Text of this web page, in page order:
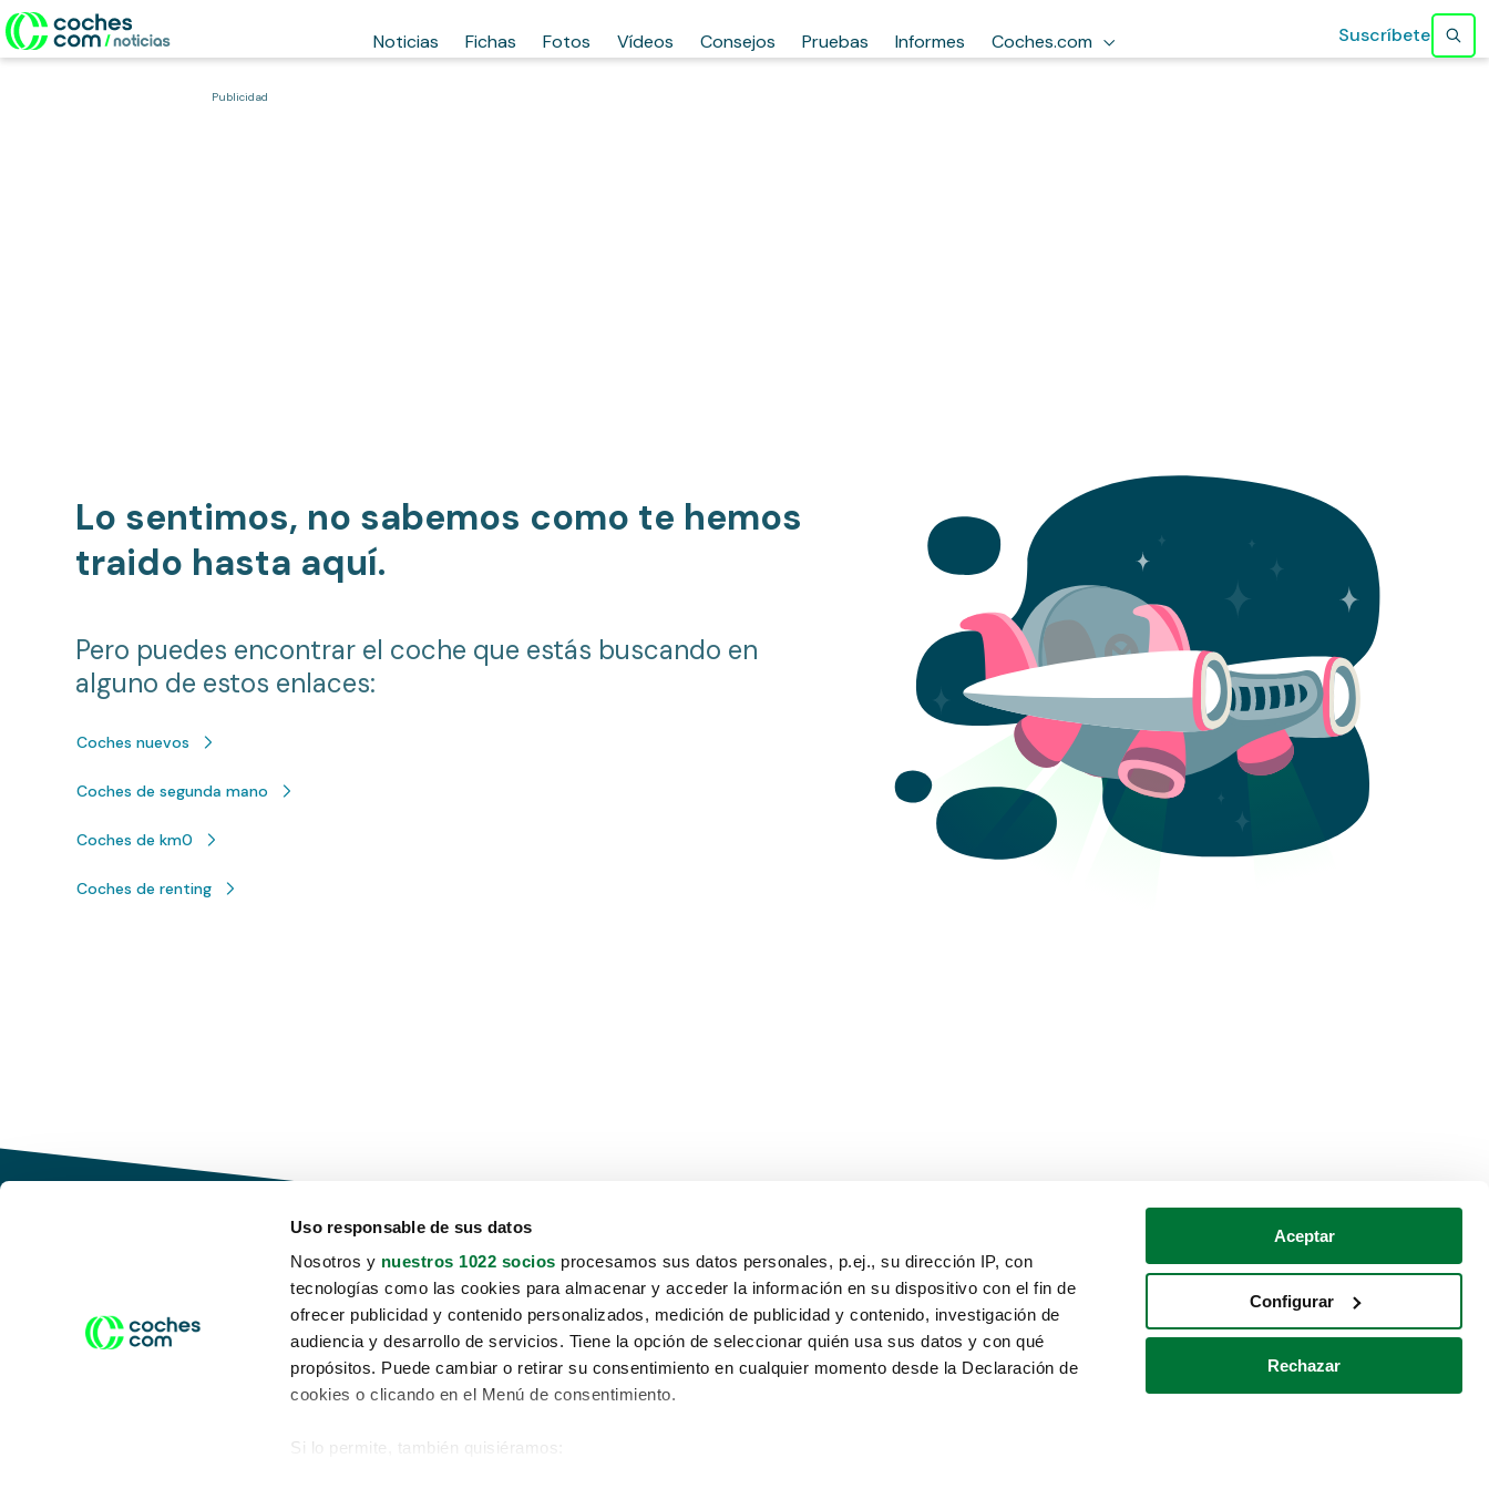
Uso responsable de sus datos
Nosotros y nuestros 1022 socios procesamos sus datos personales, p.ej., su dirección IP, con
tecnologías como las cookies para almacenar y acceder la información en su dispositivo con el fin de
ofrecer publicidad y contenido personalizados, medición de publicidad y contenido, investigación de
audiencia y desarrollo de servicios. Tiene la opción de seleccionar quién usa sus datos y con qué
propósitos. Puede cambiar o retirar su consentimiento en cualquier momento desde la Declaración de
cookies o clicando en el Menú de consentimiento.
Si lo permite, también quisiéramos:
Aceptar
Configurar
Rechazar
Noticias Fichas Fotos Vídeos Consejos Pruebas Informes Coches.com Suscríbete
Publicidad
Lo sentimos, no sabemos como te hemos
traido hasta aquí.
Pero puedes encontrar el coche que estás buscando en
alguno de estos enlaces:
Coches nuevos
Coches de segunda mano
Coches de km0
Coches de renting
Conduce tu futuro,
desata tu movilidad